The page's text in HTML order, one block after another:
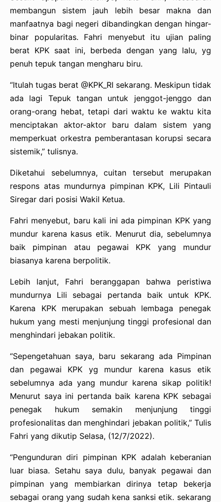
membangun sistem jauh lebih besar makna dan
manfaatnya bagi negeri dibandingkan dengan hingar-
binar popularitas. Fahri menyebut itu ujian paling
berat KPK saat ini, berbeda dengan yang lalu, yg
penuh tepuk tangan mengharu biru.
“Itulah tugas berat @KPK_RI sekarang. Meskipun tidak
ada lagi Tepuk tangan untuk jenggot-jenggo dan
orang-orang hebat, tetapi dari waktu ke waktu kita
menciptakan aktor-aktor baru dalam sistem yang
memperkuat orkestra pemberantasan korupsi secara
sistemik,” tulisnya.
Diketahui sebelumnya, cuitan tersebut merupakan
respons atas mundurnya pimpinan KPK, Lili Pintauli
Siregar dari posisi Wakil Ketua.
Fahri menyebut, baru kali ini ada pimpinan KPK yang
mundur karena kasus etik. Menurut dia, sebelumnya
baik pimpinan atau pegawai KPK yang mundur
biasanya karena berpolitik.
Lebih lanjut, Fahri beranggapan bahwa peristiwa
mundurnya Lili sebagai pertanda baik untuk KPK.
Karena KPK merupakan sebuah lembaga penegak
hukum yang mesti menjunjung tinggi profesional dan
menghindari jebakan politik.
“Sepengetahuan saya, baru sekarang ada Pimpinan
dan pegawai KPK yg mundur karena kasus etik
sebelumnya ada yang mundur karena sikap politik!
Menurut saya ini pertanda baik karena KPK sebagai
penegak hukum semakin menjunjung tinggi
profesionalitas dan menghindari jebakan politik,” Tulis
Fahri yang dikutip Selasa, (12/7/2022).
“Pengunduran diri pimpinan KPK adalah keberanian
luar biasa. Setahu saya dulu, banyak pegawai dan
pimpinan yang membiarkan dirinya tetap bekerja
sebagai orang yang sudah kena sanksi etik. sekarang